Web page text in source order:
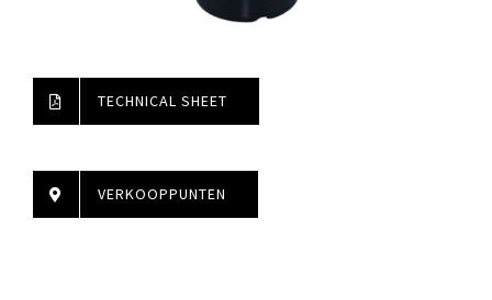
TECHNICAL SHEET
VERKOOPPUNTEN